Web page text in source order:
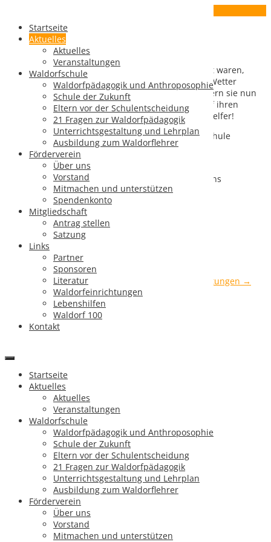
Startseite
Aktuelles
Aktuelles
Veranstaltungen
Waldorfschule
Waldorfpädagogik und Anthroposophie
Schule der Zukunft
Eltern vor der Schulentscheidung
21 Fragen zur Waldorfpädagogik
Unterrichtsgestaltung und Lehrplan
Ausbildung zum Waldorflehrer
Förderverein
Über uns
Vorstand
Mitmachen und unterstützen
Spendenkonto
Mitgliedschaft
Antrag stellen
Satzung
Links
Partner
Sponsoren
Literatur
Waldorfeinrichtungen
Lebenshilfen
Waldorf 100
Kontakt
Startseite
Aktuelles
Aktuelles
Veranstaltungen
Waldorfschule
Waldorfpädagogik und Anthroposophie
Schule der Zukunft
Eltern vor der Schulentscheidung
21 Fragen zur Waldorfpädagogik
Unterrichtsgestaltung und Lehrplan
Ausbildung zum Waldorflehrer
Förderverein
Über uns
Vorstand
Mitmachen und unterstützen
Umzug der Schulmöbel
Die Schulmöbel, die bisher in Karlskron eingelagert waren,
konnten mit vereinten Kräften und bei trockenem Wetter
erfolgreich nach Brunnen verlegt werden. Dort lagern sie nun
auf dem Dachboden einer Scheune und warten auf ihren
Einsatz für unsere künftige Schule. Danke an alle Helfer!
13 Tische wurden in diesem Zuge an die Waldorfschule
Weilheim verliehen.
Alles verladen und bereit für den Transport ins
neue Lager
Veröffentlicht inAllgemein
Artikel-Navigation
„Kein Platz für eine Waldorfschule?“
Landesgartenschau 2020 – Bilder unserer Vorbereitungen →
Navigation
Startseite
Waldorfschule
Waldorfpädagogik und Anthroposophie
Schule der Zukunft
Eltern vor der Schulentscheidung
21 Fragen zur Waldorfpädagogik
Unterrichtsgestaltung und Lehrplan
Ausbildung zum Waldorflehrer
Förderverein
Über uns
Vorstand
Mitmachen und unterstützen
Spendenkonto
Mitgliedschaft
Antrag stellen
Satzung